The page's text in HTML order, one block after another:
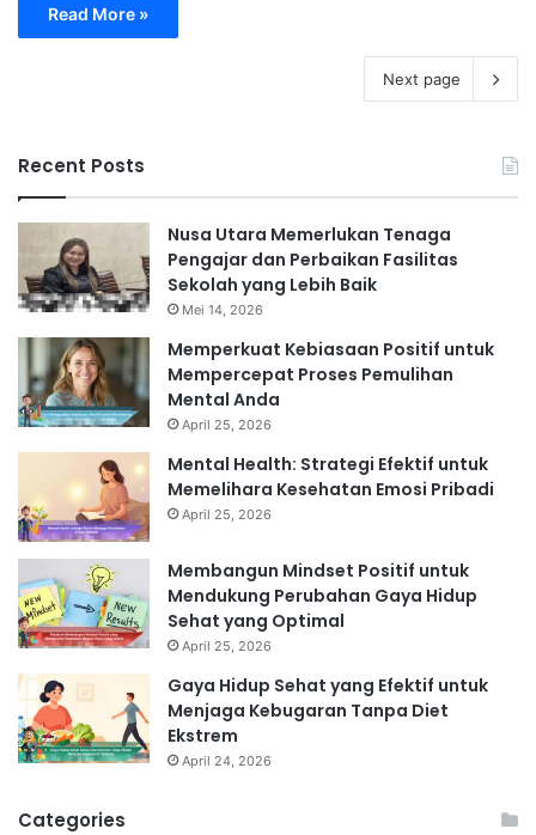
Read More »
Next page
Recent Posts
Nusa Utara Memerlukan Tenaga
Pengajar dan Perbaikan Fasilitas
Sekolah yang Lebih Baik
Mei 14, 2026
Memperkuat Kebiasaan Positif untuk
Mempercepat Proses Pemulihan
Mental Anda
April 25, 2026
Mental Health: Strategi Efektif untuk
Memelihara Kesehatan Emosi Pribadi
April 25, 2026
Membangun Mindset Positif untuk
Mendukung Perubahan Gaya Hidup
Sehat yang Optimal
April 25, 2026
Gaya Hidup Sehat yang Efektif untuk
Menjaga Kebugaran Tanpa Diet
Ekstrem
April 24, 2026
Categories